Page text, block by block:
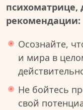
рекомендации:
Осознайте,
и мира в
Не бойтесь
свой